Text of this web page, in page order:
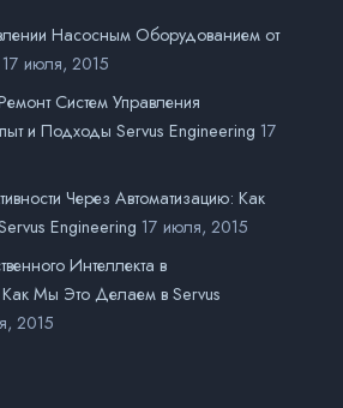
Насосным Оборудованием от
17 июля, 2015
Систем Управления
и Подходы Servus Engineering 17
Через Автоматизацию: Как
Engineering 17 июля, 2015
Интеллекта в
Мы Это Делаем в Servus
2015